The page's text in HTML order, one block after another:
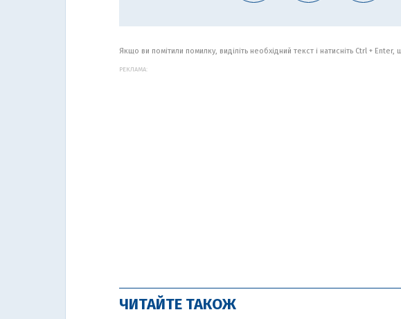
Якщо ви помітили помилку, виділіть необхідний текст і натисніть Ctrl +
РЕКЛАМА:
ЧИТАЙТЕ ТАКОЖ